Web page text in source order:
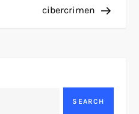
cibercrimen
SEARCH